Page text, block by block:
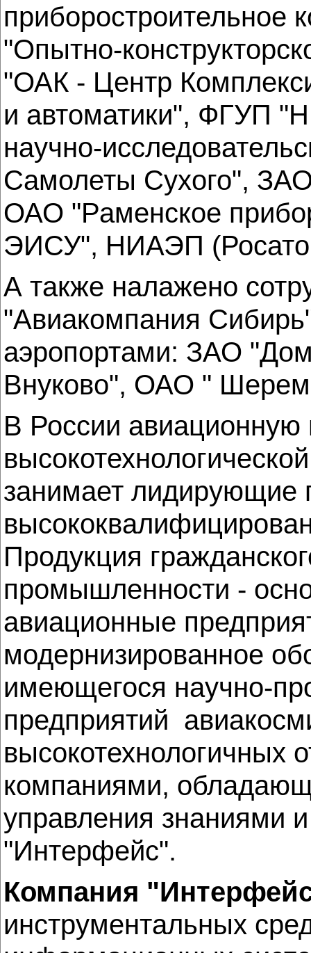
"Опытно-
"ОАК - Центр
и автоматики", ФГУП
научно-
Самолеты Сухого",
ОАО "Раменское
ЭИСУ", НИАЭП
А также налажено
"Авиакомпания
аэропортами: ЗАО
Внуково", ОАО "
В России авиационную
занимает лидирующие
Продукция
промышленности -
авиационные
модернизированное
имеющегося научно-
предприятий
высокотехнологичных
компаниями,
управления знаниями
"Интерфейс".
Компания
инструментальных